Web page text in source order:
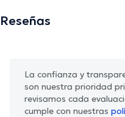
Reseñas
La confianza y
son nuestra prioridad
revisamos cada
cumple con nuestras